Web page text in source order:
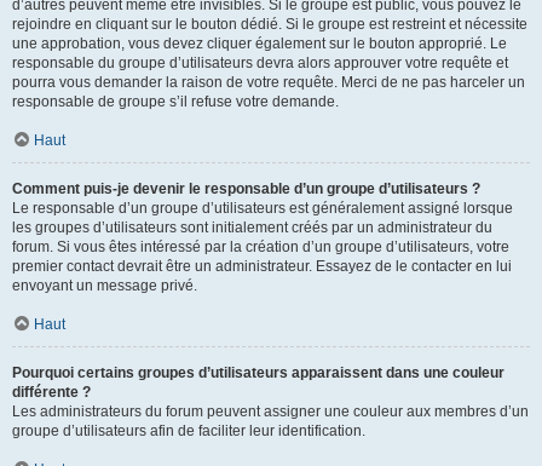
d’autres peuvent même être invisibles. Si le groupe est public, vous pouvez le
rejoindre en cliquant sur le bouton dédié. Si le groupe est restreint et nécessite
une approbation, vous devez cliquer également sur le bouton approprié. Le
responsable du groupe d’utilisateurs devra alors approuver votre requête et
pourra vous demander la raison de votre requête. Merci de ne pas harceler un
responsable de groupe s’il refuse votre demande.
Haut
Comment puis-je devenir le responsable d’un groupe d’utilisateurs ?
Le responsable d’un groupe d’utilisateurs est généralement assigné lorsque
les groupes d’utilisateurs sont initialement créés par un administrateur du
forum. Si vous êtes intéressé par la création d’un groupe d’utilisateurs, votre
premier contact devrait être un administrateur. Essayez de le contacter en lui
envoyant un message privé.
Haut
Pourquoi certains groupes d’utilisateurs apparaissent dans une couleur
différente ?
Les administrateurs du forum peuvent assigner une couleur aux membres d’un
groupe d’utilisateurs afin de faciliter leur identification.